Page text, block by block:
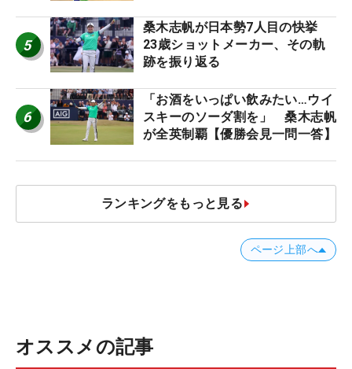
5
桑木志帆が日本勢7人目の快挙
23歳ショットメーカー、その軌
跡を振り返る
6
「お酒をいっぱい飲みたい…ウイ
スキーのソーダ割を」 桑木志帆
が全英制覇【優勝会見一問一答】
ランキングをもっと見る
ページ上部へ
オススメの記事